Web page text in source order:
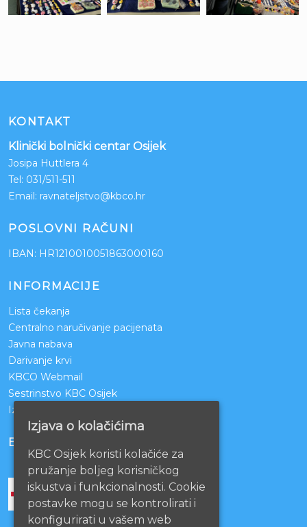
KONTAKT
Klinički bolnički centar Osijek
Josipa Huttlera 4
Tel: 031/511-511
Email: ravnateljstvo@kbco.hr
POSLOVNI RAČUNI
IBAN: HR1210010051863000160
INFORMACIJE
Lista čekanja
Centralno naručivanje pacijenata
Javna nabava
Darivanje krvi
KBCO Webmail
Sestrinstvo KBC Osijek
Izjava o pristupačnosti mrežnih stranica
BOLNICE PARTNERI
Izjava o kolačićima
KBC Osijek koristi kolačiće za
pružanje boljeg korisničkog
iskustva i funkcionalnosti. Cookie
postavke mogu se kontrolirati i
konfigurirati u vašem web